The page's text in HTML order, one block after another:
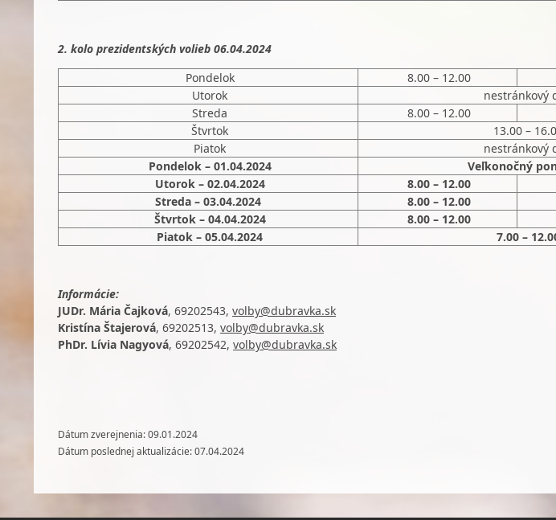
2. kolo prezidentských volieb 06.04.2024
Pondelok
8.00 – 12.00
Utorok
nestránkový
Streda
8.00 – 12.00
Štvrtok
13.00 –
Piatok
nestránkový
Pondelok – 01.04.2024
Veľkonočný
Utorok – 02.04.2024
8.00 – 12.00
Streda – 03.04.2024
8.00 – 12.00
Štvrtok – 04.04.2024
8.00 – 12.00
Piatok – 05.04.2024
7.00 –
Informácie:
JUDr. Mária Čajková, 69202543, volby@dubravka.sk
Kristína Štajerová, 69202513, volby@dubravka.sk
PhDr. Lívia Nagyová, 69202542, volby@dubravka.sk
Dátum zverejnenia: 09.01.2024
Dátum poslednej aktualizácie: 07.04.2024